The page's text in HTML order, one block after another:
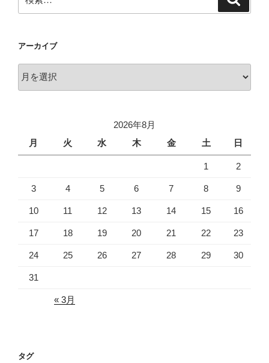
索:
アーカイブ
ー
2026年8月
月
火 水 木 金 土 日
1 2
3 4 5 6 7 8 9
10 11 12 13 14 15 16
17 18 19 20 21 22 23
24 25 26 27 28 29 30
31
« 3月
タグ